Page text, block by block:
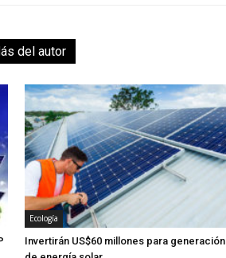
del autor
Ecología
Invertirán US$60 millones para generación